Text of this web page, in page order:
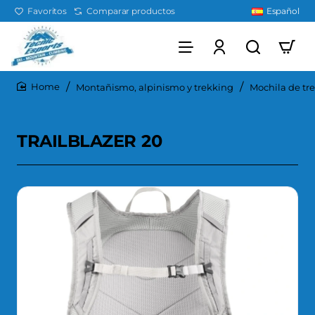
Favoritos Comparar productos Español
Montañismo, alpinismo y trekking Mochila de
TRAILBLAZER 20